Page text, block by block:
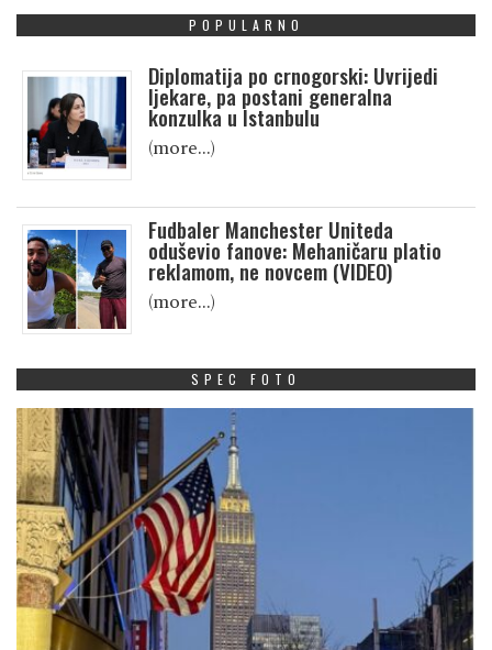
POPULARNO
Diplomatija po crnogorski: Uvrijedi
ljekare, pa postani generalna
konzulka u Istanbulu
(more…)
Fudbaler Manchester Uniteda
oduševio fanove: Mehaničaru platio
reklamom, ne novcem (VIDEO)
(more…)
SPEC FOTO